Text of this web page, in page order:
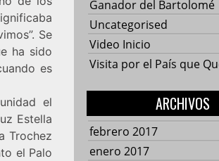
Se
ha sido
es
el
Estella
Trochez
el Palo
Ganador del Bartolomé
Uncategorised
Video Inicio
Visita por el País que
ARCHIVOS
febrero 2017
enero 2017